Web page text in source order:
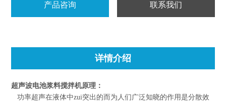
产品咨询 联系我们
详情介绍
超声波电池浆料搅拌机原理：
功率超声在液体中zui突出的而为人们广泛知晓的作用是分散效